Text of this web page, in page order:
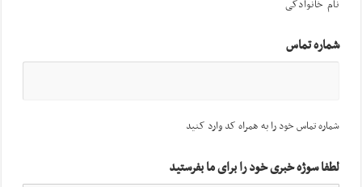
نام خانوادگی
شماره تماس
شماره تماس خود را به همراه کد وارد کنید
لطفا سوژه خبری خود را برای ما بفرستید